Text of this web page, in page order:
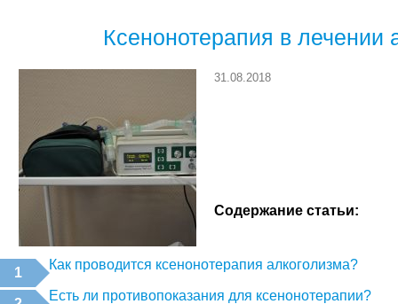
Ксенонотерапия в лечении
31.08.2018
Содержание статьи:
Как проводится ксенонотерапия алкоголизма?
Есть ли противопоказания для ксенонотерапии?